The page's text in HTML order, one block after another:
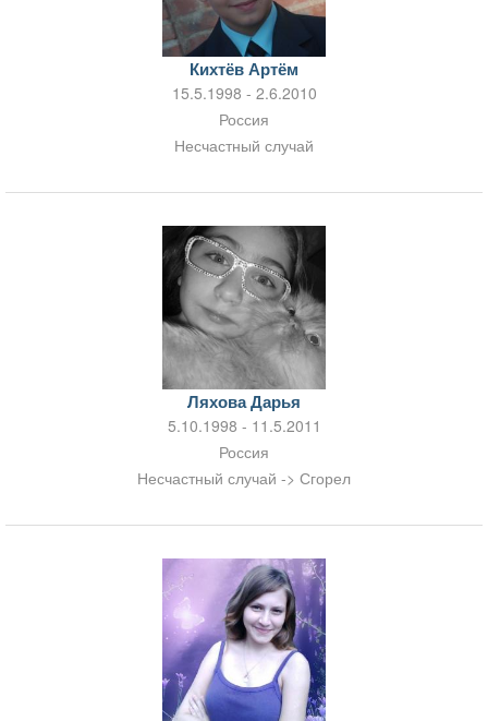
Кихтёв Артём
15.5.1998 - 2.6.2010
Россия
Несчастный случай
Ляхова Дарья
5.10.1998 - 11.5.2011
Россия
Несчастный случай -> Сгорел